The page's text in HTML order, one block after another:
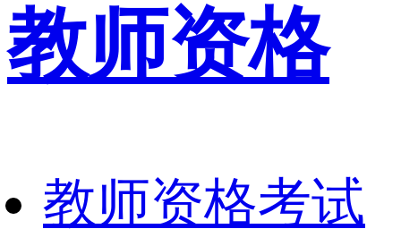
教师资格
教师资格考试